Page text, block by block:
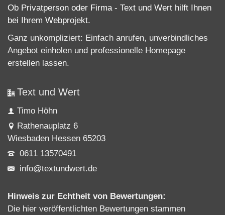
Ob Privatperson oder Firma - Text und Wert hilft Ihnen
bei Ihrem Webprojekt.
Ganz unkompliziert: Einfach anrufen, unverbindliches
Angebot einholen und professionelle Homepage
erstellen lassen.
Text und Wert
Timo Höhn
Rathenauplatz 6
Wiesbaden Hessen 65203
0611 13570491
info@textundwert.de
Hinweis zur Echtheit von Bewertungen:
Die hier veröffentlichten Bewertungen stammen